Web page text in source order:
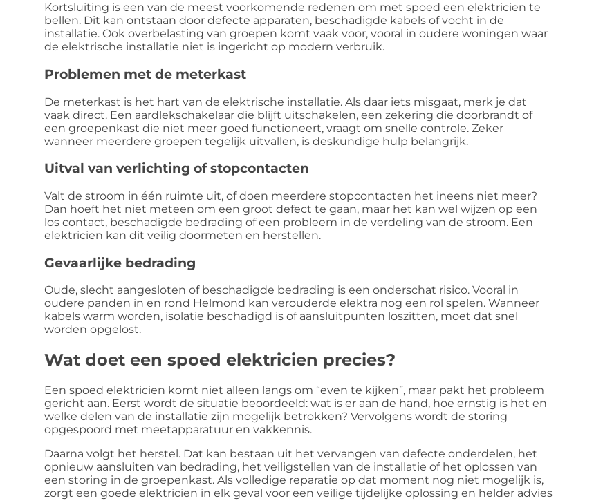
Kortsluiting is een van de meest voorkomende redenen om met spoed een elektricien te
bellen. Dit kan ontstaan door defecte apparaten, beschadigde kabels of vocht in de
installatie. Ook overbelasting van groepen komt vaak voor, vooral in oudere woningen waar
de elektrische installatie niet is ingericht op modern verbruik.
Problemen met de meterkast
De meterkast is het hart van de elektrische installatie. Als daar iets misgaat, merk je dat
vaak direct. Een aardlekschakelaar die blijft uitschakelen, een zekering die doorbrandt of
een groepenkast die niet meer goed functioneert, vraagt om snelle controle. Zeker
wanneer meerdere groepen tegelijk uitvallen, is deskundige hulp belangrijk.
Uitval van verlichting of stopcontacten
Valt de stroom in één ruimte uit, of doen meerdere stopcontacten het ineens niet meer?
Dan hoeft het niet meteen om een groot defect te gaan, maar het kan wel wijzen op een
los contact, beschadigde bedrading of een probleem in de verdeling van de stroom. Een
elektricien kan dit veilig doormeten en herstellen.
Gevaarlijke bedrading
Oude, slecht aangesloten of beschadigde bedrading is een onderschat risico. Vooral in
oudere panden in en rond Helmond kan verouderde elektra nog een rol spelen. Wanneer
kabels warm worden, isolatie beschadigd is of aansluitpunten loszitten, moet dat snel
worden opgelost.
Wat doet een spoed elektricien precies?
Een spoed elektricien komt niet alleen langs om “even te kijken”, maar pakt het probleem
gericht aan. Eerst wordt de situatie beoordeeld: wat is er aan de hand, hoe ernstig is het en
welke delen van de installatie zijn mogelijk betrokken? Vervolgens wordt de storing
opgespoord met meetapparatuur en vakkennis.
Daarna volgt het herstel. Dat kan bestaan uit het vervangen van defecte onderdelen, het
opnieuw aansluiten van bedrading, het veiligstellen van de installatie of het oplossen van
een storing in de groepenkast. Als volledige reparatie op dat moment nog niet mogelijk is,
zorgt een goede elektricien in elk geval voor een veilige tijdelijke oplossing en helder advies